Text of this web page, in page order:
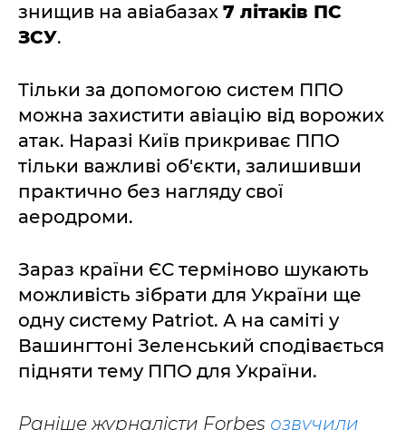
знищив на авіабазах 7 літаків ПС
ЗСУ.
Тільки за допомогою систем ППО
можна захистити авіацію від ворожих
атак. Наразі Київ прикриває ППО
тільки важливі об'єкти, залишивши
практично без нагляду свої
аеродроми.
Зараз країни ЄС терміново шукають
можливість зібрати для України ще
одну систему Patriot. А на саміті у
Вашингтоні Зеленський сподівається
підняти тему ППО для України.
Раніше журналісти Forbes озвучили